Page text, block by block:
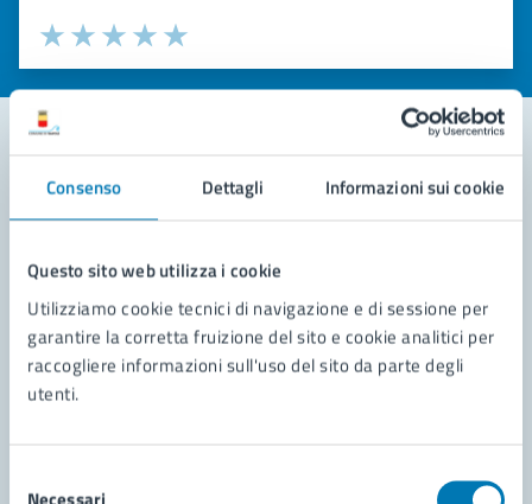
Consenso Dettagli Informazioni sui cookie
Questo sito web utilizza i cookie
Utilizziamo cookie tecnici di navigazione e di sessione per
garantire la corretta fruizione del sito e cookie analitici per
raccogliere informazioni sull'uso del sito da parte degli
utenti.
Valuta la chiarezza delle informazioni (da 1 a 5 stelle)
Seleziona il numero di stelle per valutare la chiarezza delle
Valuta 5 stelle su 5
Valuta 4 stelle su 5
Valuta 3 stelle su 5
Valuta 2 stelle su 5
Valuta 1 stelle su 5
Contatta il comune
Richiedi assistenza
Prenota appuntamento
Problemi in città